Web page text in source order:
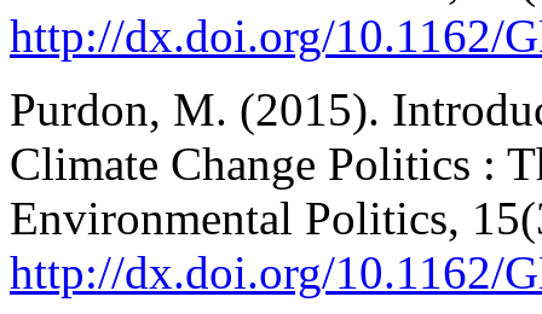
http://dx.doi.org/10.1162/
Purdon, M. (2015).
Climate Change Politics :
Environmental Politics,
http://dx.doi.org/10.1162/